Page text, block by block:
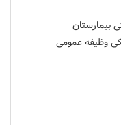
بيمارستان
وظيفه عمومی